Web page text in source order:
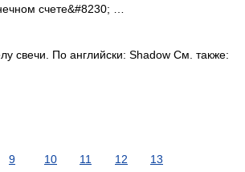
счете&#8230; …
свечи. По английски: Shadow См. также:
9 10 11 12 13